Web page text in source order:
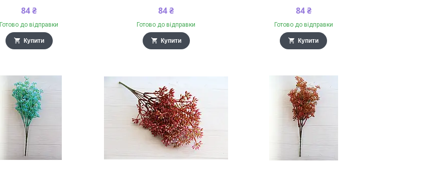
84 ₴
Готово до відправки
Купити
84 ₴
Готово до відправки
Купити
84 ₴
Готово до відправки
Купити